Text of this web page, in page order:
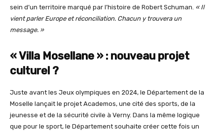
sein d’un territoire marqué par l’histoire de Robert Schuman. « Il
vient parler Europe et réconciliation. Chacun y trouvera un
message. »
« Villa Mosellane » : nouveau projet
culturel ?
Juste avant les Jeux olympiques en 2024, le Département de la
Moselle lançait le projet Academos, une cité des sports, de la
jeunesse et de la sécurité civile à Verny. Dans la même logique
que pour le sport, le Département souhaite créer cette fois un